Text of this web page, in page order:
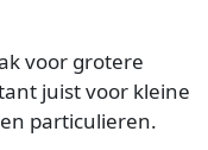
voor grotere
juist voor kleine
particulieren.